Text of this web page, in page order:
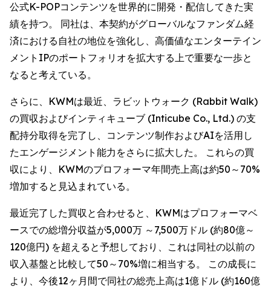
公式K-POPコンテンツを世界的に開発・配信してきた実
績を持つ。 同社は、本契約がグローバルなファンダム経
済における自社の地位を強化し、高価値なエンターテイン
メントIPのポートフォリオを拡大する上で重要な一歩と
なると考えている。
さらに、KWMは最近、ラビットウォーク (Rabbit Walk)
の買収およびインティキューブ (Inticube Co., Ltd.) の支
配持分取得を完了し、コンテンツ制作およびAIを活用し
たエンゲージメント能力をさらに拡大した。 これらの買
収により、KWMのプロフォーマ年間売上高は約50～70%
増加すると見込まれている。
最近完了した買収と合わせると、KWMはプロフォーマベ
ースでの総増分収益が5,000万 ～7,500万ドル (約80億～
120億円) を超えると予想しており、これは同社の以前の
収入基盤と比較して50～70%増に相当する。 この成長に
より、今後12ヶ月間で同社の総売上高は1億ドル (約160億